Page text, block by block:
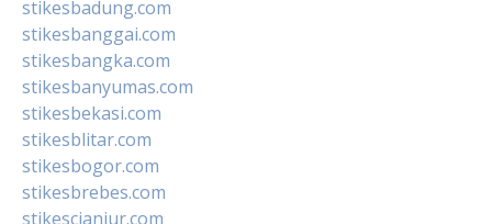
stikesbadung.com
stikesbanggai.com
stikesbangka.com
stikesbanyumas.com
stikesbekasi.com
stikesblitar.com
stikesbogor.com
stikesbrebes.com
stikescianjur.com